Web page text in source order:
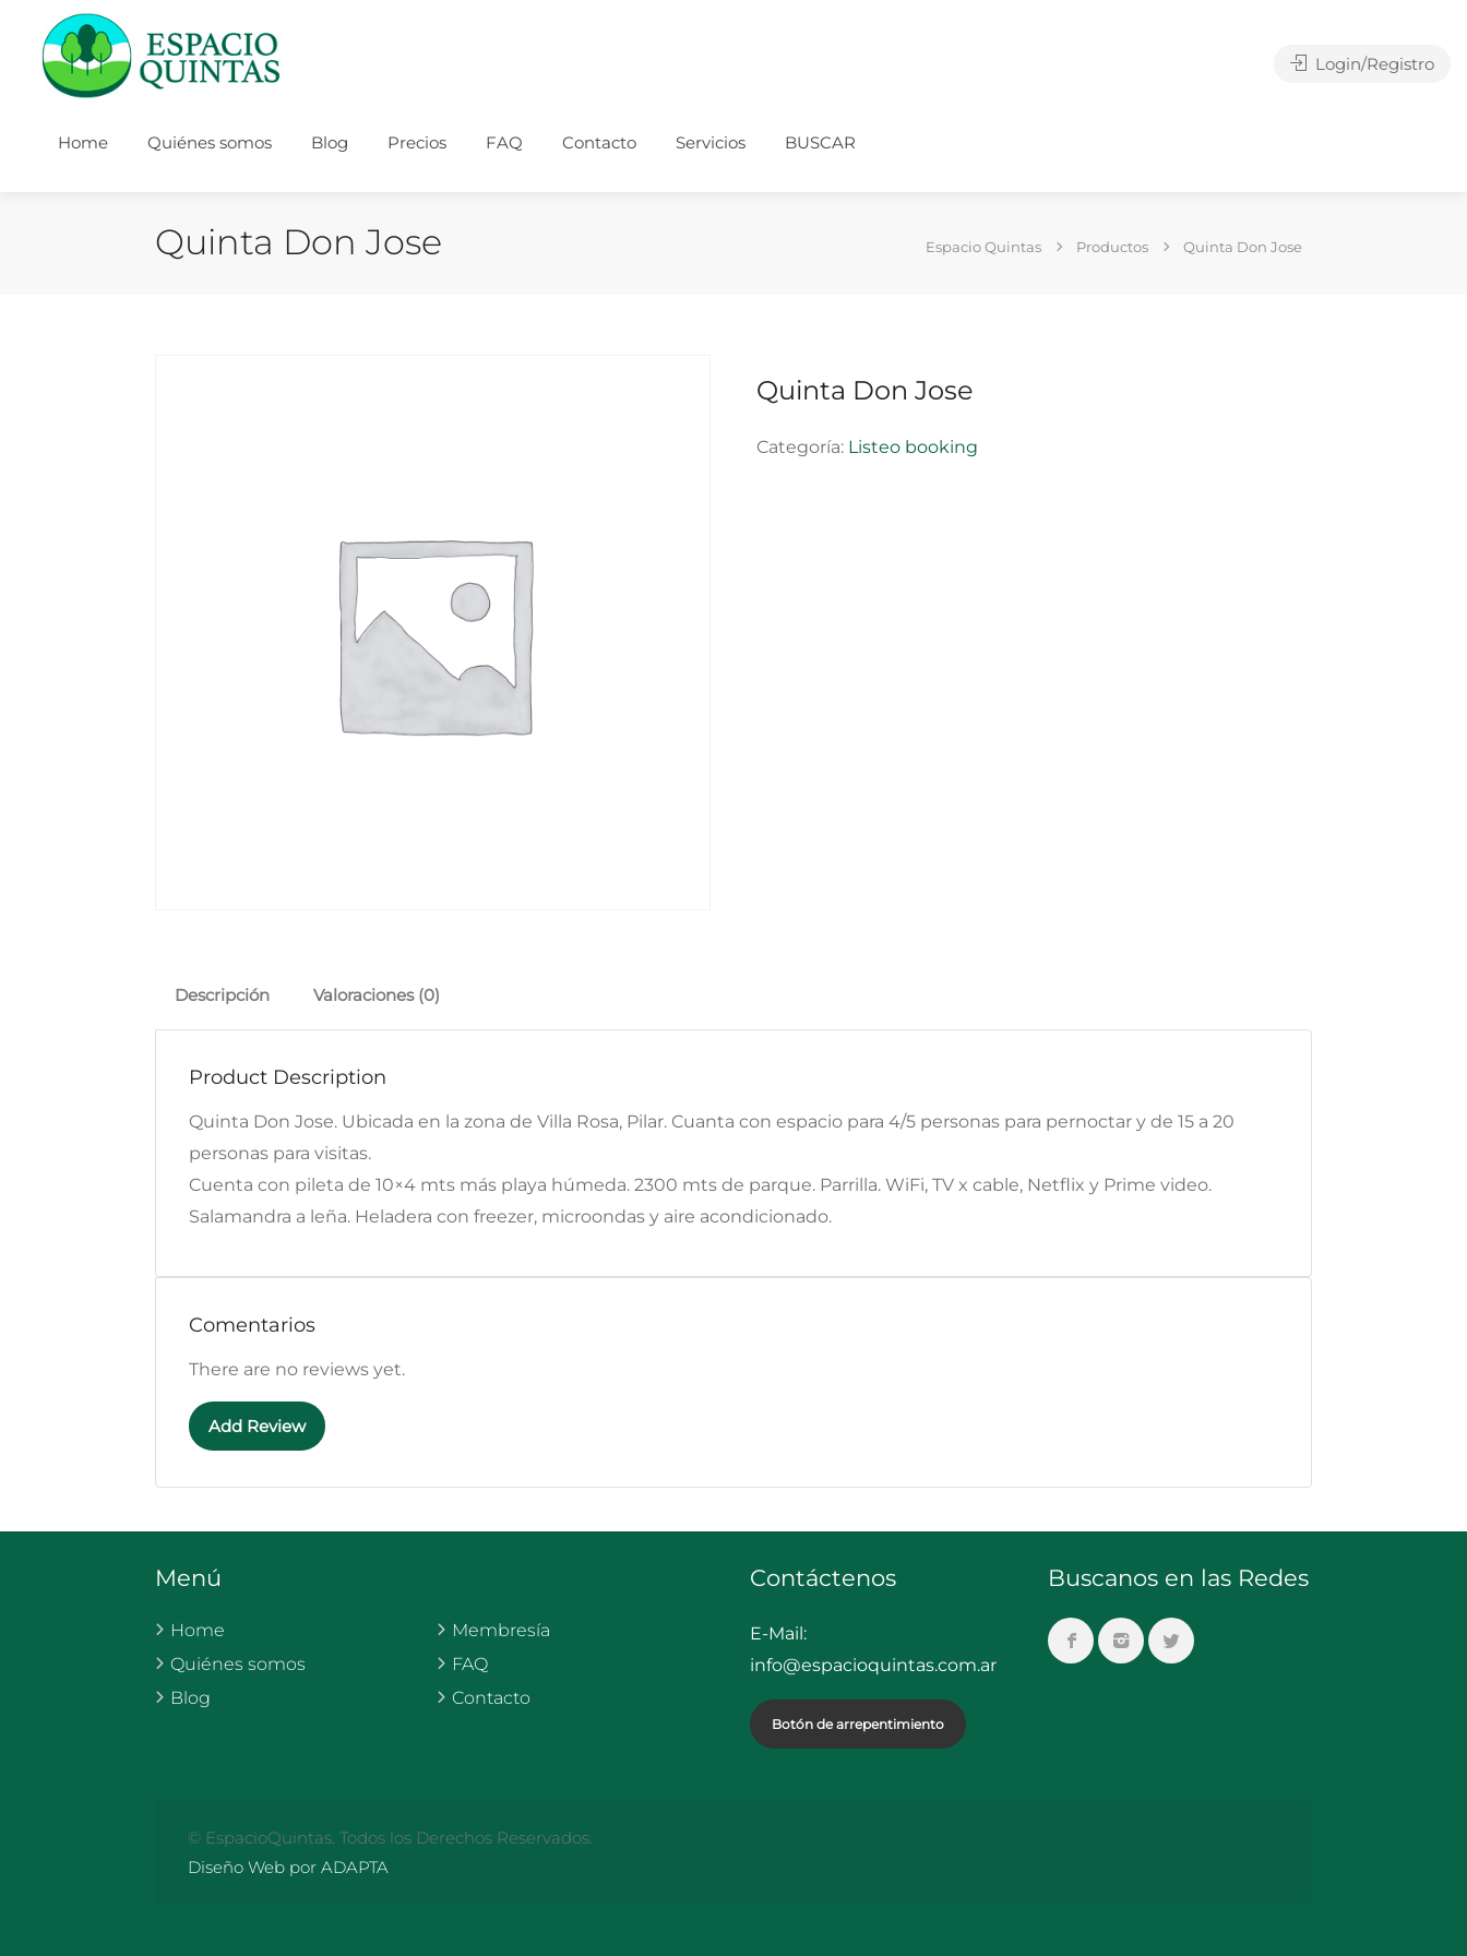
Home Quiénes somos Blog Precios FAQ Contacto Servicios BUSCAR
Login/Registro
Quinta Don Jose Espacio Quintas Productos Quinta Don Jose
Quinta Don Jose
Categoría: Listeo booking
Descripción Valoraciones (0)
Product Description
Quinta Don Jose. Ubicada en la zona de Villa Rosa, Pilar. Cuanta con espacio para 4/5 personas para pernoctar y de 15 a 20
personas para visitas.
Cuenta con pileta de 10×4 mts más playa húmeda. 2300 mts de parque. Parrilla. WiFi, TV x cable, Netflix y Prime video.
Salamandra a leña. Heladera con freezer, microondas y aire acondicionado.
Comentarios
There are no reviews yet.
Add Review
Menú
Home
Quiénes somos
Blog
Membresía
FAQ
Contacto
Contáctenos
E-Mail:
info@espacioquintas.com.ar
Botón de arrepentimiento
Buscanos en las Redes
© EspacioQuintas. Todos los Derechos Reservados.
Diseño Web por ADAPTA